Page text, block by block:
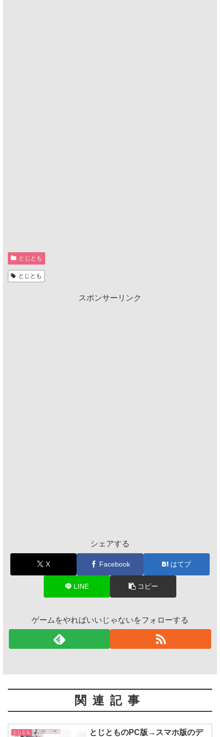
とじとも
とじとも
スポンサーリンク
シェアする
X Facebook はてブ
LINE コピー
ゲームをやればいいじゃないをフォローする
関連記事
とじとも
とじとものPC版→スマホ版のデ